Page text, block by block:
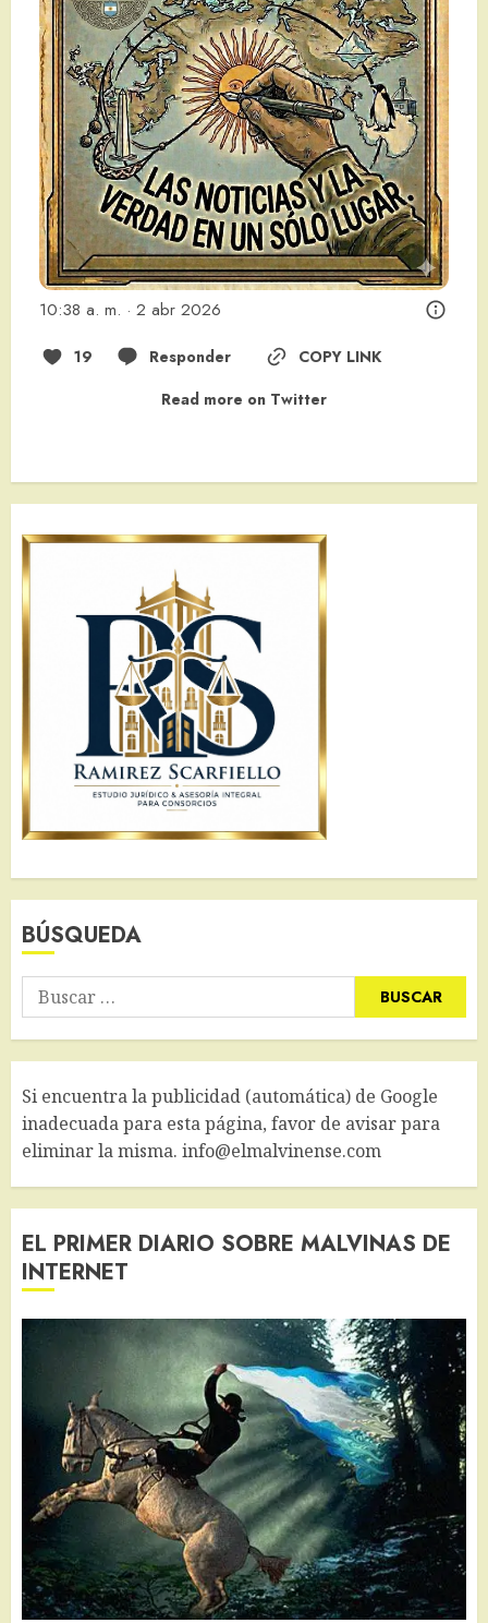
10:38 a. m. · 2 abr 2026
19 Responder
COPY LINK
Read more on Twitter
BÚSQUEDA
Buscar:
Si encuentra la publicidad (automática) de Google
inadecuada para esta página, favor de avisar para
eliminar la misma. info@elmalvinense.com
EL PRIMER DIARIO SOBRE MALVINAS DE
INTERNET